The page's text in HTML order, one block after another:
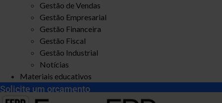
Gestão de Vendas
Gestão Empresarial
Gestão Financeira
Gestão Fiscal
Gestão Industrial
Notícias
Materiais educativos
Solicite um orçamento